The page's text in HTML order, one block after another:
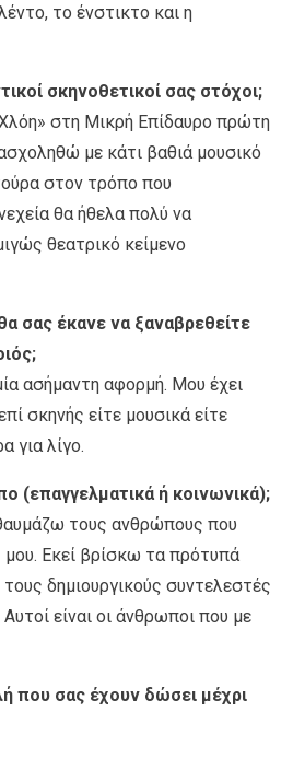
το ένστικτο και η
σκηνοθετικοί σας στόχοι;
στη Μικρή Επίδαυρο πρώτη
με κάτι βαθιά μουσικό
στον τρόπο που
θα ήθελα πολύ να
θεατρικό κείμενο
σας έκανε να ξαναβρεθείτε
ασήμαντη αφορμή. Μου έχει
σκηνής είτε μουσικά είτε
για λίγο.
(επαγγελματικά ή κοινωνικά);
τους ανθρώπους που
μου. Εκεί βρίσκω τα πρότυπά
δημιουργικούς συντελεστές
είναι οι άνθρωποι που με
που σας έχουν δώσει μέχρι